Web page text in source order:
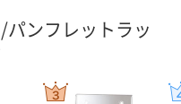
ンフレットラッ